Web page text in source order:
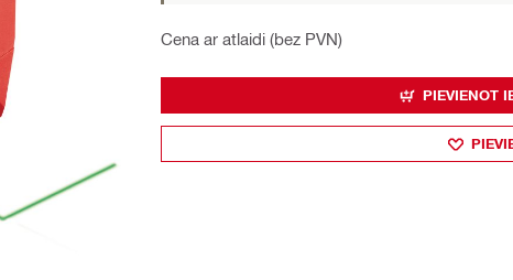
Cena ar atlaidi (bez PVN)
PIEVIENOT